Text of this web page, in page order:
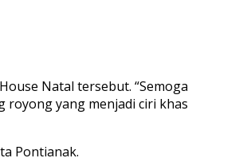
Natal tersebut. “Semoga
royong yang menjadi ciri khas
Pontianak.